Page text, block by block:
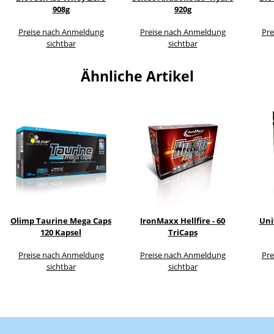
908g
Preise nach Anmeldung
sichtbar
920g
Preise nach Anmeldung
sichtbar
Ähnliche Artikel
Olimp Taurine Mega Caps
120 Kapsel
Preise nach Anmeldung
sichtbar
IronMaxx Hellfire - 60
TriCaps
Preise nach Anmeldung
sichtbar